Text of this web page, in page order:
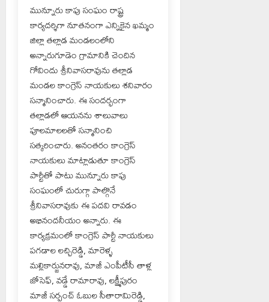
మున్నూరు కాపు సంఘం రాష్ట్ర
కార్యదర్శిగా నూతనంగా ఎన్నికైన ఖమ్మం
జిల్లా తల్లాడ మండలంలోని
అన్నారుగూడెం గ్రామానికి చెందిన
గోవిందు శ్రీనివాసరావును తల్లాడ
మండల కాంగ్రెస్ నాయకులు శనివారం
సన్మానించారు. ఈ సందర్భంగా
తల్లాడలో ఆయనను శాలువాలు
పూలమాలలతో సన్మానించి
సత్కరించారు. అనంతరం కాంగ్రెస్
నాయకులు మాట్లాడుతూ కాంగ్రెస్
పార్టీతో పాటు మున్నూరు కాపు
సంఘంలో చురుగ్గా పాల్గొనే
శ్రీనివాసరావుకు ఈ పదవి రావడం
అభినందనీయం అన్నారు. ఈ
కార్యక్రమంలో కాంగ్రెస్ పార్టీ నాయకులు
పగడాల లచ్చిరెడ్డి, మారెళ్ళ
మల్లికార్జునరావు, మాజీ ఎంపీటీసీ తాళ్ల
జోసెఫ్, వడ్డే రామారావు, లక్ష్మీపురం
మాజీ సర్పంచ్ ఓబుల సీతారామిరెడ్డి,